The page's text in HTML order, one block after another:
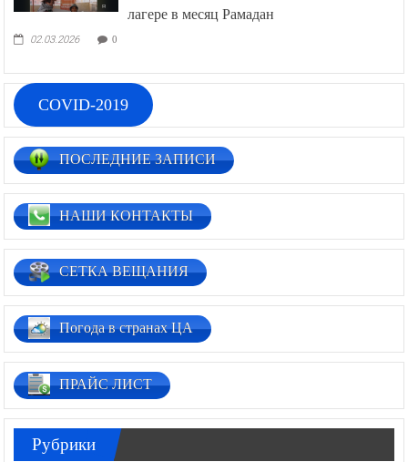
лагере в месяц Рамадан
02.03.2026 0
COVID-2019
ПОСЛЕДНИЕ ЗАПИСИ
НАШИ КОНТАКТЫ
СЕТКА ВЕЩАНИЯ
Погода в странах ЦА
ПРАЙС ЛИСТ
Рубрики